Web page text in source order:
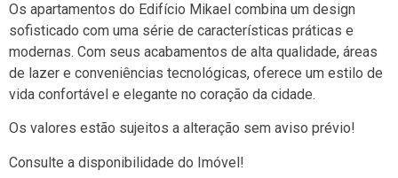
Os apartamentos do Edifício Mikael combina um design
sofisticado com uma série de características práticas e
modernas. Com seus acabamentos de alta qualidade, áreas
de lazer e conveniências tecnológicas, oferece um estilo de
vida confortável e elegante no coração da cidade.
Os valores estão sujeitos a alteração sem aviso prévio!
Consulte a disponibilidade do Imóvel!